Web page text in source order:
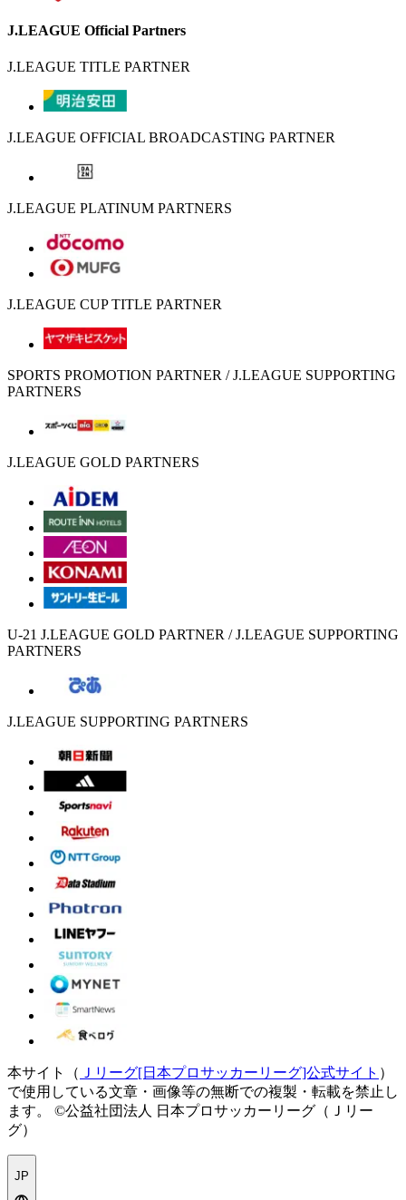
J.LEAGUE Official Partners
J.LEAGUE TITLE PARTNER
J.LEAGUE OFFICIAL BROADCASTING PARTNER
J.LEAGUE PLATINUM PARTNERS
J.LEAGUE CUP TITLE PARTNER
SPORTS PROMOTION PARTNER / J.LEAGUE SUPPORTING
PARTNERS
J.LEAGUE GOLD PARTNERS
U-21 J.LEAGUE GOLD PARTNER / J.LEAGUE SUPPORTING
PARTNERS
J.LEAGUE SUPPORTING PARTNERS
本サイト（ Ｊリーグ[日本プロサッカーリーグ]公式サイト ）
で使用している文章・画像等の無断での複製・転載を禁止し
ます。
©公益社団法人 日本プロサッカーリーグ（Ｊリー
グ）
JP